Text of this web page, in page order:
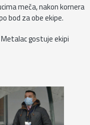
meča, nakon kornera
bod za obe ekipe.
gostuje ekipi